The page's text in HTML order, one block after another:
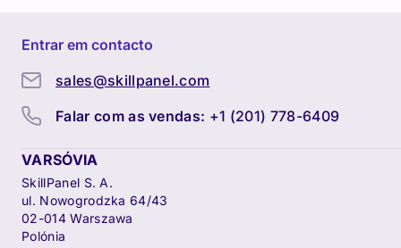
Entrar em contacto
sales@skillpanel.com
Falar com as vendas: +1 (201) 778-6409
VARSÓVIA
SkillPanel S. A.
ul. Nowogrodzka 64/43
02-014 Warszawa
Polónia